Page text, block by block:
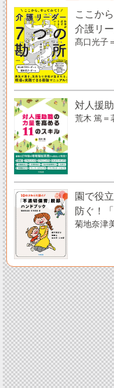
ここか
介護リ
髙口光子
対人援
荒木 篤＝
園で役
防ぐ！
菊地奈津